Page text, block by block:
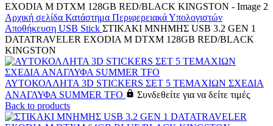
Αρχική σελίδα Κατάστημα Περιφερειακά Υπολογιστών
Αποθήκευση USB Stick ΣΤΙΚΑΚΙ ΜΝΗΜΗΣ USB 3.2 GEN 1
DATATRAVELER EXODIA M DTXM 128GB RED/BLACK
KINGSTON
ΑΥΤΟΚΟΛΛΗΤΑ 3D STICKERS ΣΕΤ 5 ΤΕΜΑΧΙΩΝ ΣΧΕΔΙΑ
ΑΝΑΓΛΥΦΑ SUMMER TFO
Συνδεθείτε για να δείτε τιμές
Back to products